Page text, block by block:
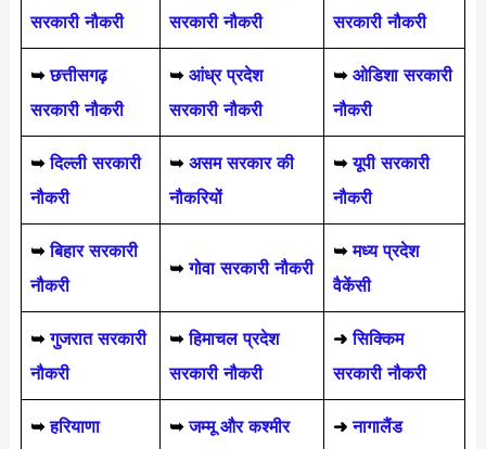
सरकारी नौकरी
सरकारी नौकरी
सरकारी नौकरी
➥ छत्तीसगढ़
सरकारी नौकरी
➥ आंध्र प्रदेश
सरकारी नौकरी
➥ ओडिशा सरकारी
नौकरी
➥ दिल्ली सरकारी
नौकरी
➥ असम सरकार की
नौकरियों
➥ यूपी सरकारी
नौकरी
➥बिहार सरकारी
नौकरी
➥गोवा सरकारी नौकरी
➥ मध्य प्रदेश
वैकेंसी
➥ गुजरात सरकारी
नौकरी
➥हिमाचल प्रदेश
सरकारी नौकरी
➜ सिक्किम
सरकारी नौकरी
➥हरियाणा
➥जम्मू और कश्मीर
➜ नागालैंड